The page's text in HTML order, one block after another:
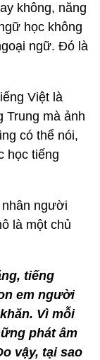
không, năng
học không
ngữ. Đó là
Việt là
Trung mà ảnh
có thể nói,
học tiếng
người
là một chủ
tiếng
em người
Vì mỗi
ững phát âm
vậy, tại sao